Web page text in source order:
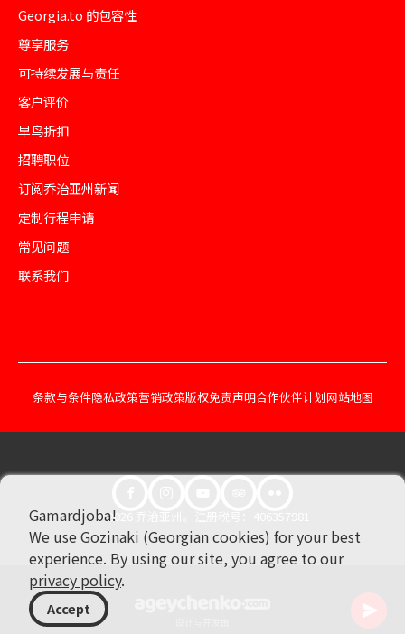
Georgia.to 的包容性
尊享服务
可持续发展与责任
客户评价
早鸟折扣
招聘职位
订阅乔治亚州新闻
定制行程申请
常见问题
联系我们
条款与条件隐私政策营销政策版权免责声明合作伙伴计划网站地图
© 2026 乔治亚州。注册税号：406357981
Gamardjoba!
We use Gozinaki (Georgian cookies) for your best
experience. By using our site, you agree to our
privacy policy.
Accept